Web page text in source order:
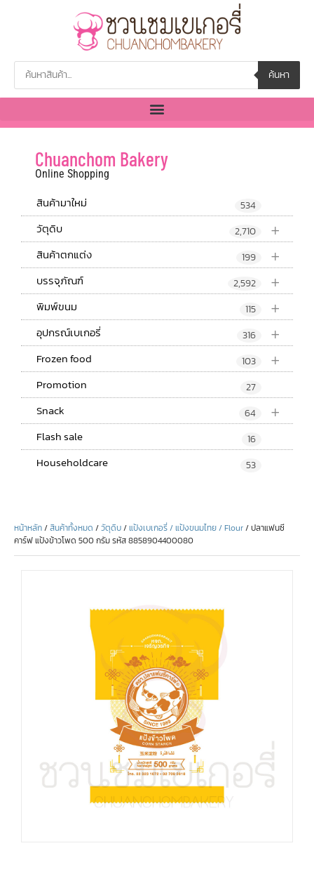
ค้นหา
Chuanchom Bakery
Online Shopping
สินค้ามาใหม่ 534
+
วัตุดิบ 2,710
+
สินค้าตกแต่ง 199
+
บรรจุภัณฑ์ 2,592
+
พิมพ์ขนม 115
+
อุปกรณ์เบเกอรี่ 316
+
Frozen food 103
Promotion 27
+
Snack 64
Flash sale 16
Householdcare 53
หน้าหลัก/สินค้าทั้งหมด /วัตุดิบ/แป้งเบเกอรี่ / แป้งขนมไทย / Flour/ ปลาแฟนซี
คาร์ฟ แป้งข้าวโพด 500 กรัม รหัส 8858904400080